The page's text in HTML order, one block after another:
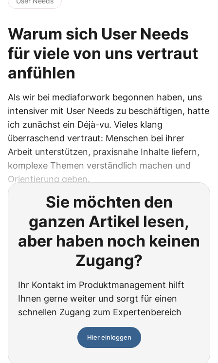
Warum sich User Needs
für viele von uns vertraut
anfühlen
Als wir bei mediaforwork begonnen haben, uns
intensiver mit User Needs zu beschäftigen, hatte
ich zunächst ein Déjà-vu. Vieles klang
überraschend vertraut: Menschen bei ihrer
Arbeit unterstützen, praxisnahe Inhalte liefern,
komplexe Themen verständlich machen und
Orientierung geben.
Sie möchten den
ganzen Artikel lesen,
aber haben noch keinen
Zugang?
Ihr Kontakt im Produktmanagement hilft
Ihnen gerne weiter und sorgt für einen
schnellen Zugang zum Expertenbereich
Hier einloggen